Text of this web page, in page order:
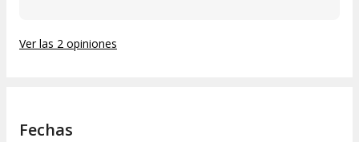
Ver las 2 opiniones
Fechas